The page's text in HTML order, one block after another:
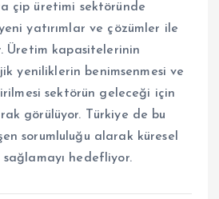
çip üretimi sektöründe
yatırımlar ve çözümler ile
Üretim kapasitelerinin
yeniliklerin benimsenmesi ve
sektörün geleceği için
görülüyor. Türkiye de bu
sorumluluğu alarak küresel
hedefliyor.